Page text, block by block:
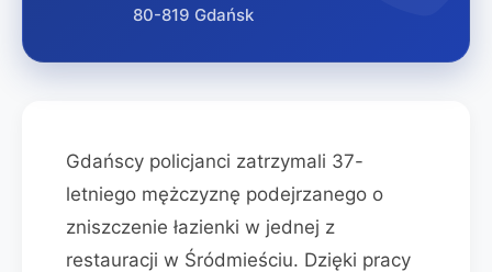
80-819 Gdańsk
Gdańscy policjanci zatrzymali 37-
letniego mężczyznę podejrzanego o
zniszczenie łazienki w jednej z
restauracji w Śródmieściu. Dzięki pracy